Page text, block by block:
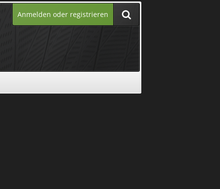
Anmelden oder registrieren